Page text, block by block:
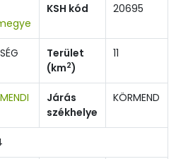
KSH kód 20695
Terület
(km2)
11
Járás
székhelye
KÖRMEND